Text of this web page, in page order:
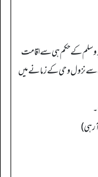
وسلم کے حکم ہی سے اقامت
طرف سے نزول وحی کے زمانے میں
رہی)